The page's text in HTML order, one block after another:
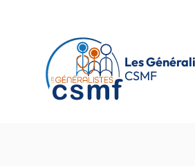
Les
CSMF